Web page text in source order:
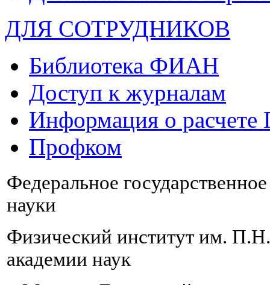
ДЛЯ СОТРУДНИКОВ
Библиотека ФИАН
Доступ к журналам
Информация о
Профком
Федеральное
науки
Физический институт им.
академии наук